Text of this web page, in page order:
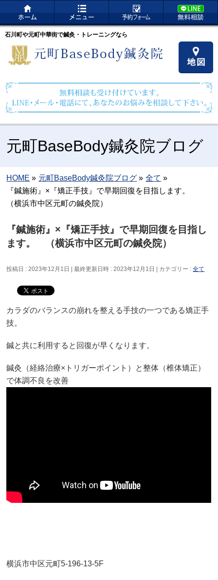
石川町や元町中華街で鍼灸・トレーニングなら
元町BaseBody鍼灸院ブログ
HOME » 元町BaseBody鍼灸院ブログ » 全て »
『鍼施術』×『矯正手技』で早期回復を目指します。
（横浜市中区元町の鍼灸院）
『鍼施術』×『矯正手技』で早期回復を目指し
ます。 （横浜市中区元町の鍼灸院）
投稿日 : 2023年12月1日 最終更新日時 : 2023年12月1日 カテゴリー :全て
カラダのバランスの崩れを整える手技の一つである矯正手
技。
鍼と共に利用すると回復が早くなります。
鍼灸（経絡治療×トリガーポイント）と整体（椎体矯正）
で体調不良を改善
横浜市中区元町5-196-13-5F